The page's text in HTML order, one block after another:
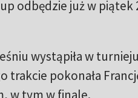
odbędzie już w piątek
wystąpiła w
trakcie pokonała